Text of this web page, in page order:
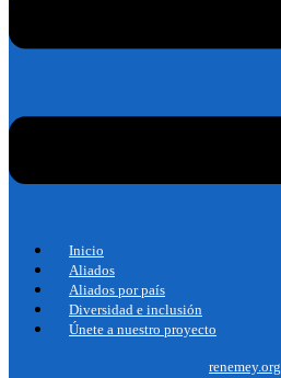
Inicio
Aliados
Aliados por país
Diversidad e inclusión
Únete a nuestro proyecto
renemey.org